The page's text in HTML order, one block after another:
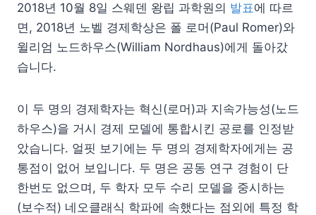
2018년 10월 8일 스웨덴 왕립 과학원의 발표에 따르
면, 2018년 노벨 경제학상은 폴 로머(Paul Romer)와
윌리엄 노드하우스(William Nordhaus)에게 돌아갔
습니다.
이 두 명의 경제학자는 혁신(로머)과 지속가능성(노드
하우스)을 거시 경제 모델에 통합시킨 공로를 인정받
았습니다. 얼핏 보기에는 두 명의 경제학자에게는 공
통점이 없어 보입니다. 두 명은 공동 연구 경험이 단
한번도 없으며, 두 학자 모두 수리 모델을 중시하는
(보수적) 네오클래식 학파에 속했다는 점외에 특정 학